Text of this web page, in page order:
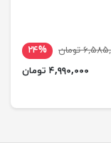
تومان
۲۴%
۴,۹۹۰,۰۰۰ تومان